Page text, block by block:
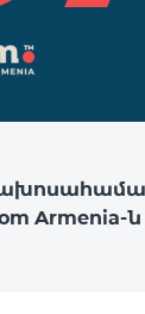
Armenia-ն